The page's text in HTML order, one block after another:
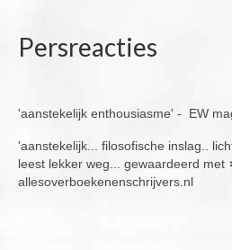
Persreacties
'aanstekelijk enthousiasme' - EW
'aanstekelijk... filosofische inslag..
leest lekker weg... gewaardeerd met
allesoverboekenenschrijvers.nl